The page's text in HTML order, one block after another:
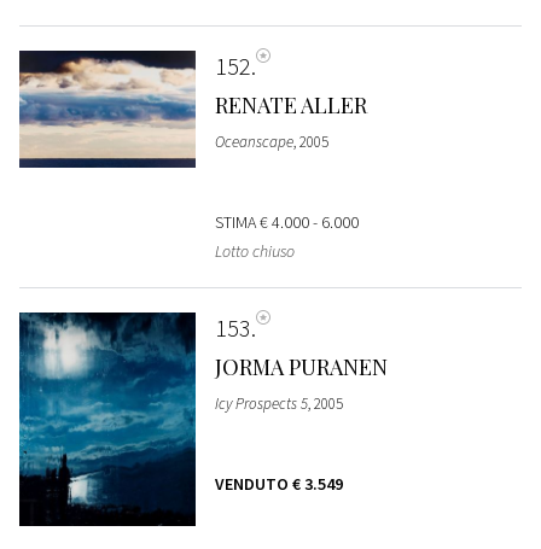
152
RENATE ALLER
Oceanscape, 2005
STIMA€ 4.000 - 6.000
Lotto chiuso
153
JORMA PURANEN
Icy Prospects 5, 2005
VENDUTO € 3.549